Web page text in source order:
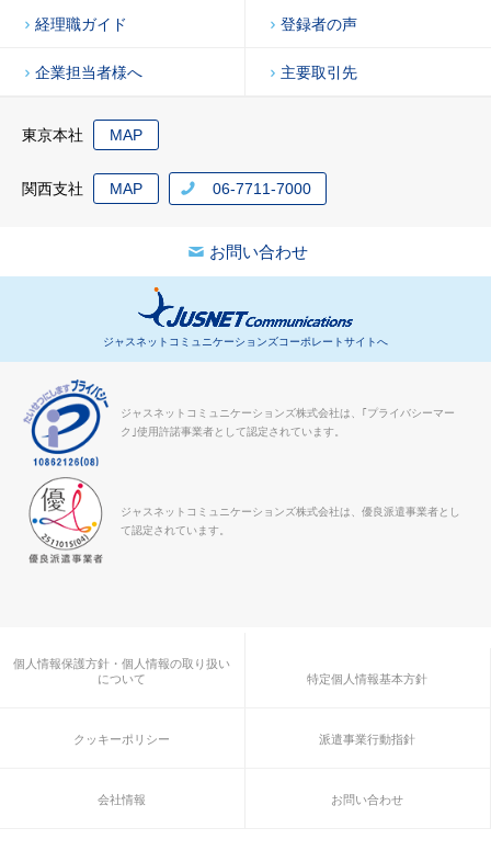
経理職ガイド 登録者の声
企業担当者様へ 主要取引先
東京本社 MAP
関西支社 MAP 06-7711-7000
お問い合わせ
ジャスネットコミュニケーションズコーポレートサイトへ
ジャスネットコミュニケーションズ株式会社は、｢プライバシーマー
ク｣使用許諾事業者として認定されています。
ジャスネットコミュニケーションズ株式会社は、優良派遣事業者とし
て認定されています。
個人情報保護方針・個人情報の取り扱い
について
特定個人情報基本方針
クッキーポリシー 派遣事業行動指針
会社情報 お問い合わせ